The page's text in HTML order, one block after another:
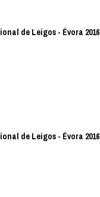
de Leigos - Évora 2016
de Leigos - Évora 2016